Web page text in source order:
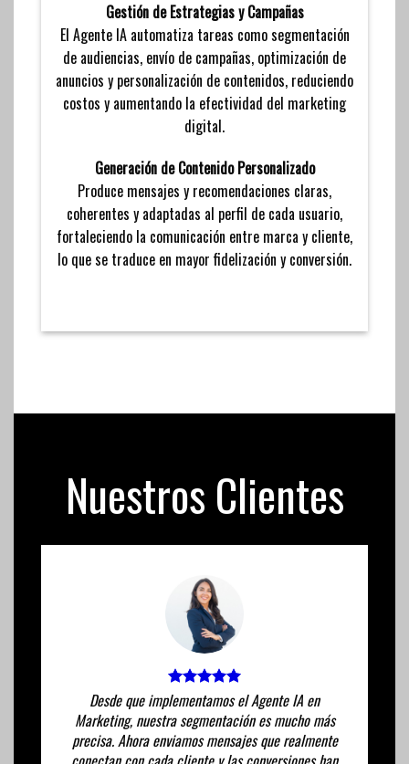
Gestión de Estrategias y Campañas
El Agente IA automatiza tareas como segmentación
de audiencias, envío de campañas, optimización de
anuncios y personalización de contenidos, reduciendo
costos y aumentando la efectividad del marketing
digital.
Generación de Contenido Personalizado
Produce mensajes y recomendaciones claras,
coherentes y adaptadas al perfil de cada usuario,
fortaleciendo la comunicación entre marca y cliente,
lo que se traduce en mayor fidelización y conversión.
Nuestros Clientes
Desde que implementamos el Agente IA en
Marketing, nuestra segmentación es mucho más
precisa. Ahora enviamos mensajes que realmente